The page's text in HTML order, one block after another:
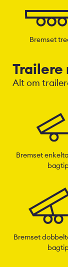
Bremset
Trailere
Alt om
Bremset
Bremset